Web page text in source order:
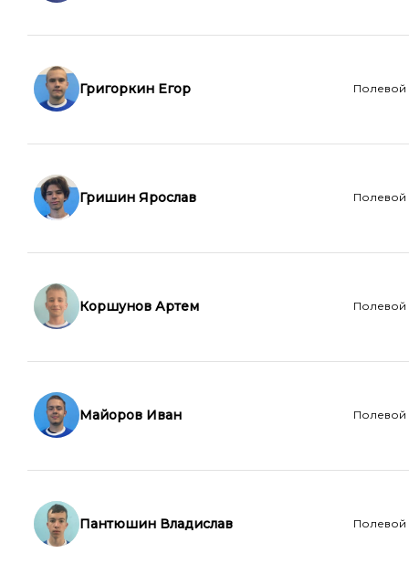
Григоркин Егор Полевой
Гришин Ярослав Полевой
Коршунов Артем Полевой
Майоров Иван Полевой
Пантюшин Владислав Полевой